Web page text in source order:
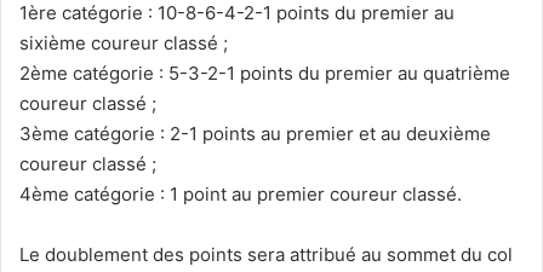
1ère catégorie : 10-8-6-4-2-1 points du premier au
sixième coureur classé ;
2ème catégorie : 5-3-2-1 points du premier au quatrième
coureur classé ;
3ème catégorie : 2-1 points au premier et au deuxième
coureur classé ;
4ème catégorie : 1 point au premier coureur classé.
Le doublement des points sera attribué au sommet du col